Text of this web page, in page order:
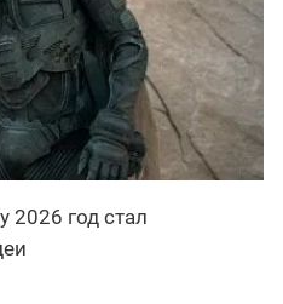
2026 год стал